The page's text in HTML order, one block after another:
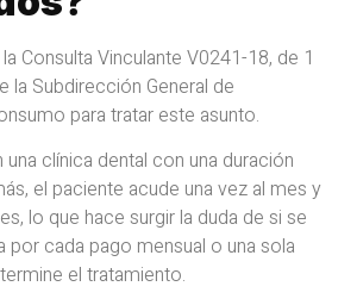
Consulta Vinculante V0241-18, de 1
la Subdirección General de
para tratar este asunto.
clínica dental con una duración
el paciente acude una vez al mes y
lo que hace surgir la duda de si se
por cada pago mensual o una sola
el tratamiento.